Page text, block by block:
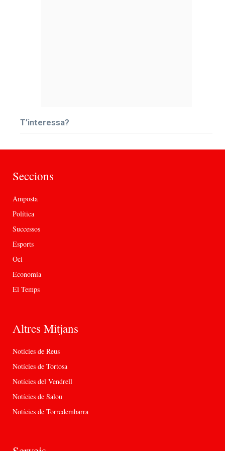
T’interessa?
Seccions
Amposta
Política
Successos
Esports
Oci
Economia
El Temps
Altres Mitjans
Notícies de Reus
Notícies de Tortosa
Notícies del Vendrell
Notícies de Salou
Notícies de Torredembarra